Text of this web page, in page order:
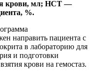
крови, мл; HCT —
%.
направить пациента с
в лабораторию для
и подготовки
крови на гемостаз.